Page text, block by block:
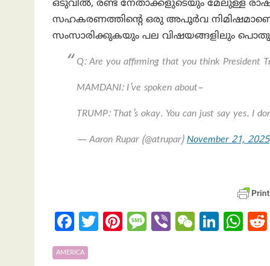
ഒടുവിൽ, രണ്ട് നേതാക്കളുടെയും മേലുള്ള
സഹകരണത്തിന്റെ ഒരു അപൂർവ
സംസാരിക്കുകയും പല വിഷയങ്ങളിലും
Q: Are you affirming that you think President
MAMDANI: I've spoken about–
TRUMP: That's okay. You can just say yes. I
— Aaron Rupar (@atrupar) November 21, 2025
Fa
ce
b
T
Pi M Vi W Li W
AMERICA